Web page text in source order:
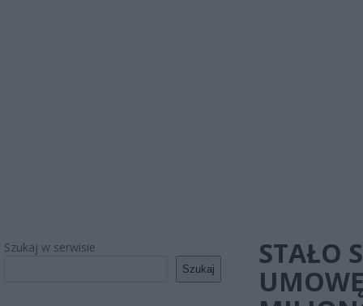
Szukaj w serwisie
Szukaj
STAŁO